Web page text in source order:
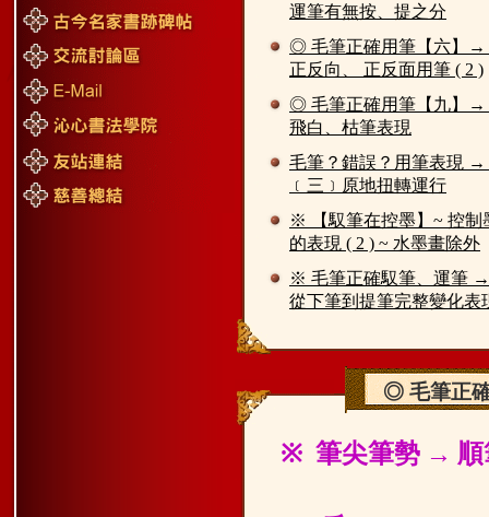
運筆有無按、提之分
◎ 毛筆正確用筆【六】
正反向、 正反面用筆 ( 2 )
◎ 毛筆正確用筆【九】
飛白、枯筆表現
毛筆？錯誤？用筆表現
﹝三﹞原地扭轉運行
※ 【馭筆在控墨】~ 控制
的表現 ( 2 ) ~ 水墨畫除外
※ 毛筆正確馭筆、運筆
從下筆到提筆完整變化表
◎ 毛筆正
※ 筆尖筆勢 →